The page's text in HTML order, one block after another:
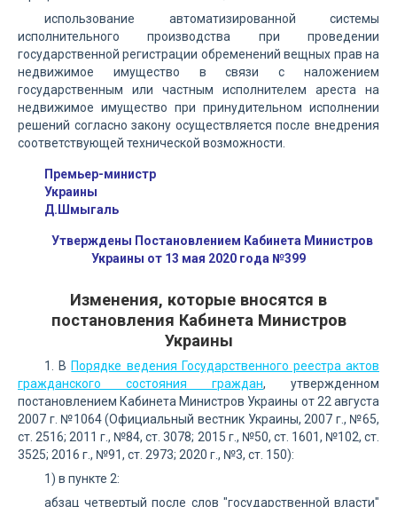
использование автоматизированной системы
исполнительного производства при проведении
государственной регистрации обременений вещных прав на
недвижимое имущество в связи с наложением
государственным или частным исполнителем ареста на
недвижимое имущество при принудительном исполнении
решений согласно закону осуществляется после внедрения
соответствующей технической возможности.
Премьер-министр
Украины
Д.Шмыгаль
Утверждены Постановлением Кабинета Министров
Украины от 13 мая 2020 года №399
Изменения, которые вносятся в
постановления Кабинета Министров
Украины
1. В Порядке ведения Государственного реестра актов
гражданского состояния граждан, утвержденном
постановлением Кабинета Министров Украины от 22 августа
2007 г. №1064 (Официальный вестник Украины, 2007 г., №65,
ст. 2516; 2011 г., №84, ст. 3078; 2015 г., №50, ст. 1601, №102, ст.
3525; 2016 г., №91, ст. 2973; 2020 г., №3, ст. 150):
1) в пункте 2:
абзац четвертый после слов "государственной власти"